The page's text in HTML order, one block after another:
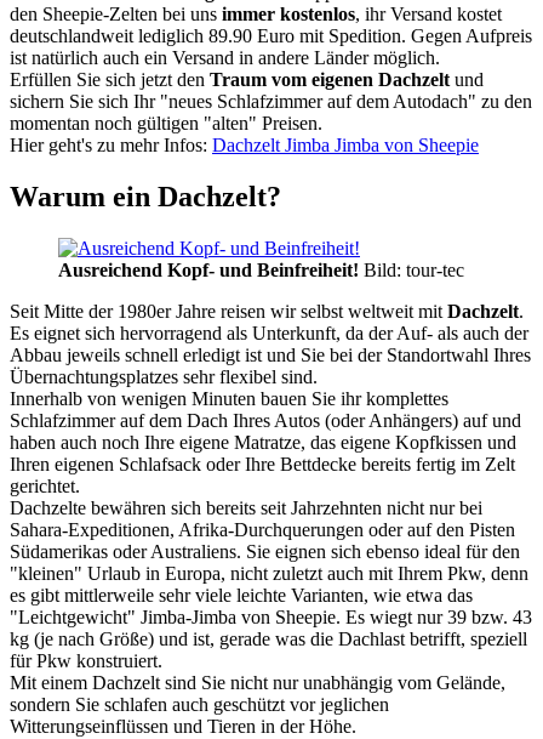
den Sheepie-Zelten bei uns immer kostenlos, ihr Versand kostet
deutschlandweit lediglich 89.90 Euro mit Spedition. Gegen Aufpreis
ist natürlich auch ein Versand in andere Länder möglich.
Erfüllen Sie sich jetzt den Traum vom eigenen Dachzelt und
sichern Sie sich Ihr "neues Schlafzimmer auf dem Autodach" zu den
momentan noch gültigen "alten" Preisen.
Hier geht's zu mehr Infos: Dachzelt Jimba Jimba von Sheepie
Warum ein Dachzelt?
Ausreichend Kopf- und Beinfreiheit! Bild: tour-tec
Seit Mitte der 1980er Jahre reisen wir selbst weltweit mit Dachzelt.
Es eignet sich hervorragend als Unterkunft, da der Auf- als auch der
Abbau jeweils schnell erledigt ist und Sie bei der Standortwahl Ihres
Übernachtungsplatzes sehr flexibel sind.
Innerhalb von wenigen Minuten bauen Sie ihr komplettes
Schlafzimmer auf dem Dach Ihres Autos (oder Anhängers) auf und
haben auch noch Ihre eigene Matratze, das eigene Kopfkissen und
Ihren eigenen Schlafsack oder Ihre Bettdecke bereits fertig im Zelt
gerichtet.
Dachzelte bewähren sich bereits seit Jahrzehnten nicht nur bei
Sahara-Expeditionen, Afrika-Durchquerungen oder auf den Pisten
Südamerikas oder Australiens. Sie eignen sich ebenso ideal für den
"kleinen" Urlaub in Europa, nicht zuletzt auch mit Ihrem Pkw, denn
es gibt mittlerweile sehr viele leichte Varianten, wie etwa das
"Leichtgewicht" Jimba-Jimba von Sheepie. Es wiegt nur 39 bzw. 43
kg (je nach Größe) und ist, gerade was die Dachlast betrifft, speziell
für Pkw konstruiert.
Mit einem Dachzelt sind Sie nicht nur unabhängig vom Gelände,
sondern Sie schlafen auch geschützt vor jeglichen
Witterungseinflüssen und Tieren in der Höhe.